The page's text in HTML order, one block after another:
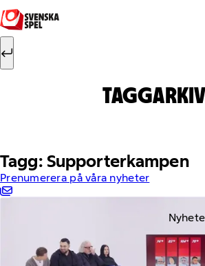
Hoppa till innehåll
Sök efter:
TAGGARKIV
Tagg: Supporterkampen
Prenumerera på våra nyheter